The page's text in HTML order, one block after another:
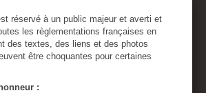
17,14 €
au panier
réservé à un public majeur et averti et
les règlementations françaises en
des textes, des liens et des photos
être choquantes pour certaines
: